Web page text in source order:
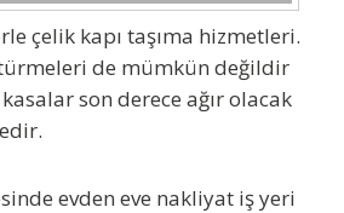
çelik kapı taşıma hizmetleri.
de mümkün değildir
son derece ağır olacak
evden eve nakliyat iş yeri